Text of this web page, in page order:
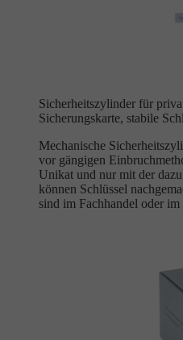
Sicherheitszylinder für
Sicherungskarte, stabile
Mechanische
vor gängigen
Unikat und nur mit der
können Schlüssel
sind im Fachhandel oder